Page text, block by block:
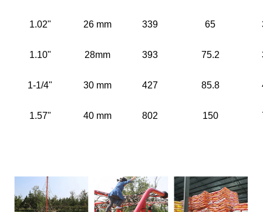
1.02" 26 mm 339 65
1.10" 28mm 393 75.2
1-1/4" 30 mm 427 85.8
1.57" 40 mm 802 150